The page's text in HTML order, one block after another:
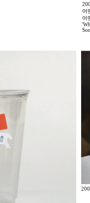
어
어